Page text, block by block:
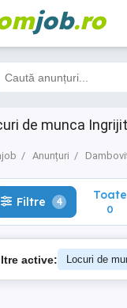
job.ro
de munca
Anunțuri
Filtre 4 Toate
0
Filtre 4 Toate
0
active: Locuri de